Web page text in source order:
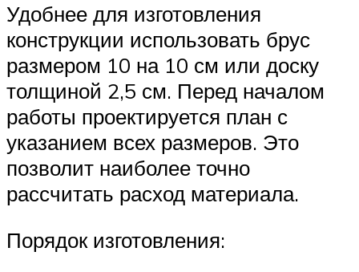
Удобнее для изготовления
конструкции использовать брус
размером 10 на 10 см или доску
толщиной 2,5 см. Перед началом
работы проектируется план с
указанием всех размеров. Это
позволит наиболее точно
рассчитать расход материала.
Порядок изготовления: